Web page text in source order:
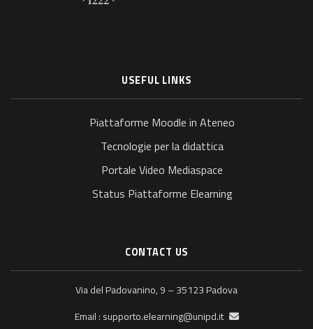
USEFUL LINKS
Piattaforme Moodle in Ateneo
Tecnologie per la didattica
Portale Video Mediaspace
Status Piattaforme Elearning
CONTACT US
Via del Padovanino, 9 – 35123 Padova
Email :
supporto.elearning@unipd.it